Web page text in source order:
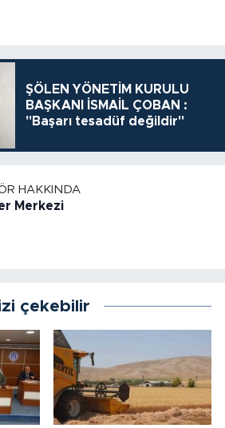
ŞÖLEN YÖNETİM KURULU
BAŞKANI İSMAİL ÇOBAN :
"Başarı tesadüf değildir"
HAKKINDA
Merkezi
çekebilir